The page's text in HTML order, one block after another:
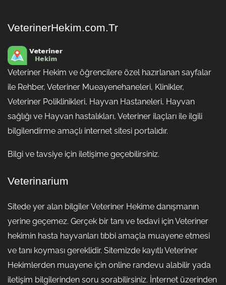
VeterinerHekim.com.Tr
Veteriner Hekim ve öğrencilere özel hazırlanan sayfalar
ile Rehber, Veteriner Mueayenehaneleri, Klinikler,
Veteriner Poliklinikleri, Hayvan Hastaneleri, Hayvan
sağlığı ve Hayvan hastalıkları, Veteriner ilaçları ile ilgili
bilgilendirme amaçlı internet sitesi portalıdır.
Bilgi ve tavsiye için iletişime geçebilirsiniz.
Veterinarium
Sitede yer alan bilgiler Veteriner Hekime danışmanın
yerine geçemez. Gerçek bir tanı ve tedavi için Veteriner
hekimin hasta hayvanları tıbbi amaçla muayene etmesi
ve tanı koyması gereklidir. Sitemizde kayıtlı Veteriner
Hekimlerden muayene için online randevu alabilir yada
iletişim bilgilerinden soru sorabilirsiniz. İnternet üzerinden